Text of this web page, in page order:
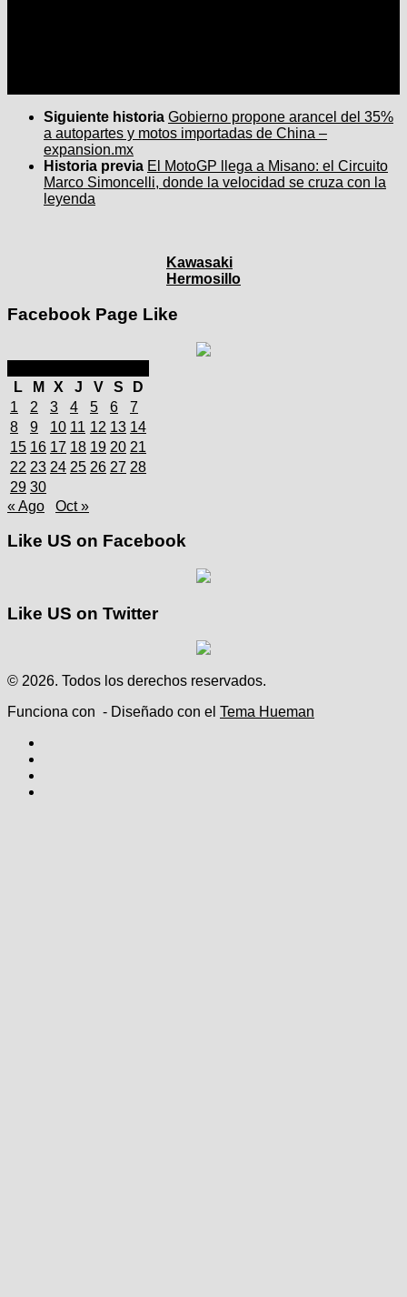
Siguiente historia Gobierno propone arancel del 35%
a autopartes y motos importadas de China –
expansion.mx
Historia previa El MotoGP llega a Misano: el Circuito
Marco Simoncelli, donde la velocidad se cruza con la
leyenda
Kawasaki
Hermosillo
Facebook Page Like
L
M X J V S
D
1
2 3 4 5 6
7
8
9 10 11 12 13 14
15 16 17 18 19 20 21
22 23 24 25 26 27 28
29 30
« Ago
Oct »
Like US on Facebook
Like US on Twitter
© 2026. Todos los derechos reservados.
Funciona con - Diseñado con el Tema Hueman